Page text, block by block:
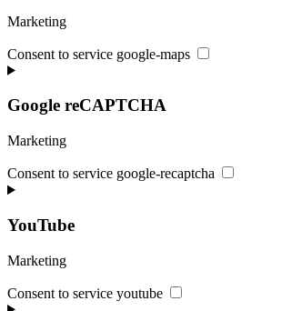
Marketing
Consent to service google-maps
Google reCAPTCHA
Marketing
Consent to service google-recaptcha
YouTube
Marketing
Consent to service youtube